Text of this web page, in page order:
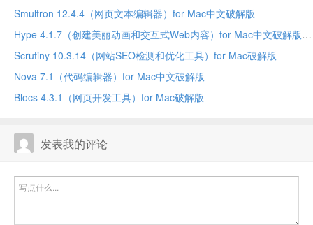
Smultron 12.4.4（网页文本编辑器）for Mac中文破解版
Hype 4.1.7（创建美丽动画和交互式Web内容）for Mac中文破解版
Scrutiny 10.3.14（网站SEO检测和优化工具）for Mac破解版
Nova 7.1（代码编辑器）for Mac中文破解版
Blocs 4.3.1（网页开发工具）for Mac破解版
发表我的评论